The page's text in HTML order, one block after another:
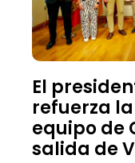
El
refuerza
equipo de
salida de